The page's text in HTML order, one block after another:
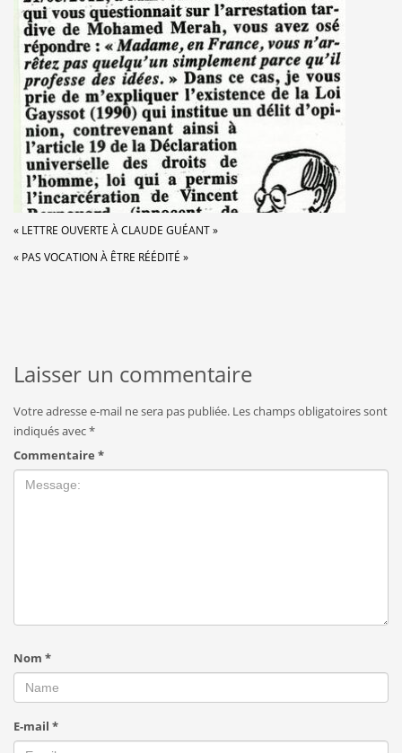
« LETTRE OUVERTE À CLAUDE GUÉANT »
« PAS VOCATION À ÊTRE RÉÉDITÉ »
Laisser un commentaire
Votre adresse e-mail ne sera pas publiée. Les champs obligatoires sont
indiqués avec*
Commentaire *
Nom *
E-mail *